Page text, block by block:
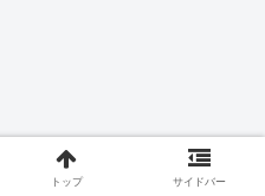
トップ サイドバー